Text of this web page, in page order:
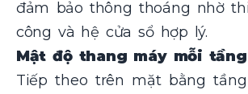
đảm bảo thông thoáng nhờ
công và hệ cửa sổ hợp lý.
Mật độ thang máy mỗi tầng
Tiếp theo trên mặt bằng